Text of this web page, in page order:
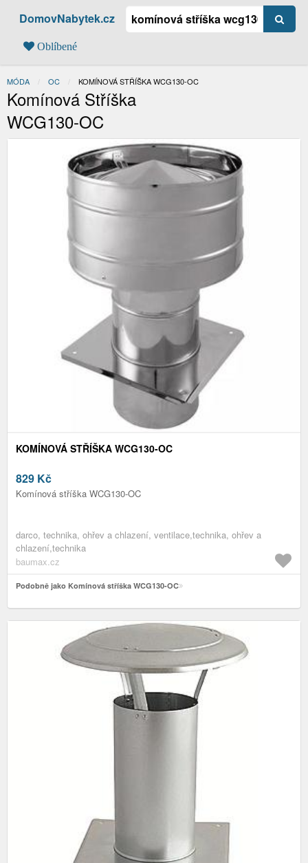
DomovNabytek.cz
Oblíbené
MÓDA OC AKTUÁLNÍ:
KOMÍNOVÁ STŘÍŠKA WCG130-OC
Komínová Stříška
WCG130-OC
KOMÍNOVÁ STŘÍŠKA WCG130-OC
829 Kč
Komínová stříška WCG130-OC
darco, technika, ohřev a chlazení, ventilace,technika, ohřev a
chlazení,technika
baumax.cz
Podobně jako Komínová stříška WCG130-OC